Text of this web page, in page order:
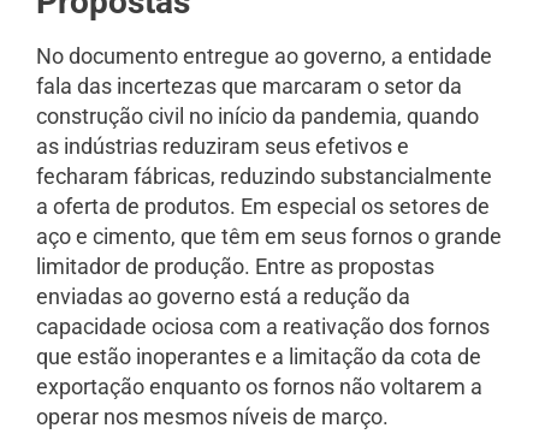
No documento entregue ao governo, a entidade
fala das incertezas que marcaram o setor da
construção civil no início da pandemia, quando
as indústrias reduziram seus efetivos e
fecharam fábricas, reduzindo substancialmente
a oferta de produtos. Em especial os setores de
aço e cimento, que têm em seus fornos o grande
limitador de produção. Entre as propostas
enviadas ao governo está a redução da
capacidade ociosa com a reativação dos fornos
que estão inoperantes e a limitação da cota de
exportação enquanto os fornos não voltarem a
operar nos mesmos níveis de março.